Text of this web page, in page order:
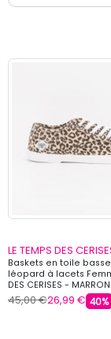
LE TEMPS DES
Baskets en toile
léopard à lacets
DES CERISES - MARRON
45,00 €26,99 € 40%